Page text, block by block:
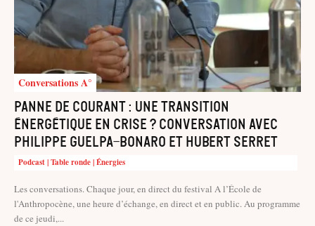
Conversations A°
Panne de courant : une transition
énergétique en crise ? Conversation avec
Philippe Guelpa-Bonaro et Hubert Serret
Podcast | Table ronde | Énergies
Les conversations. Chaque jour, en direct du festival A l’École de
l'Anthropocène, une heure d’échange, en direct et en public. Au programme
de ce jeudi,...